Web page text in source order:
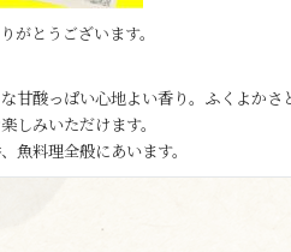
がとうございます。
甘酸っぱい心地よい香り。ふくよかさ
しみいただけます。
魚料理全般にあいます。